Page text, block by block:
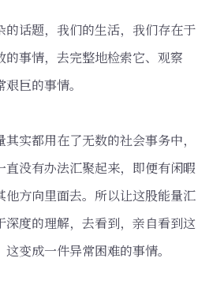
的话题，我们的生活，我们存在于
事情，去完整地检索它、观察
巨的事情。
实都用在了无数的社会事务中，
没有办法汇聚起来，即便有闲暇
他方向里面去。所以让这股能量汇
深度的理解，去看到，亲自看到这
变成一件异常困难的事情。